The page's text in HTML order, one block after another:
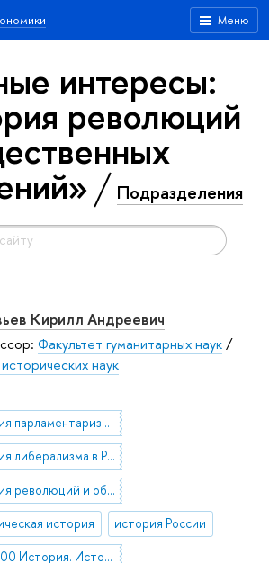
Меню
интересы:
революций
Подразделения
Кирилл Андреевич
Факультет гуманитарных наук/
наук
история парламентаризма в России
история либерализма в России
история революций и общественных движений
история история России
03.00.00 История. Исторические науки